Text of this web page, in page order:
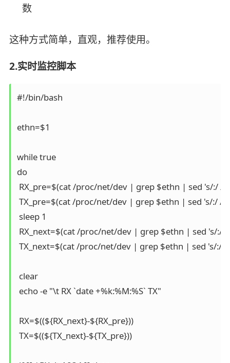
数
这种方式简单，直观，推荐使用。
2.实时监控脚本
#!/bin/bash
ethn=$1
while true
do
RX_pre=$(cat /proc/net/dev | grep $ethn | sed 's/:/ /
TX_pre=$(cat /proc/net/dev | grep $ethn | sed 's/:/ /
sleep 1
RX_next=$(cat /proc/net/dev | grep $ethn | sed 's/:/
TX_next=$(cat /proc/net/dev | grep $ethn | sed 's/:/
clear
echo -e "\t RX `date +%k:%M:%S` TX"
RX=$((${RX_next}-${RX_pre}))
TX=$((${TX_next}-${TX_pre}))